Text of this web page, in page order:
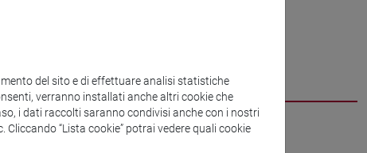
del sito e di effettuare analisi statistiche
verranno installati anche altri cookie che
i dati raccolti saranno condivisi anche con i nostri
“Lista cookie” potrai vedere quali cookie